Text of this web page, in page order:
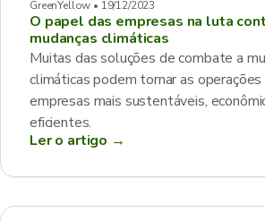
GreenYellow • 19/12/2023
O papel das empresas na luta
mudanças climáticas
Muitas das soluções de combate a
climáticas podem tornar as operações
empresas mais sustentáveis,
eficientes.
Ler o artigo →